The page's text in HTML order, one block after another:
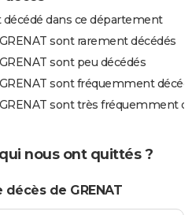
décédé dans ce département
sont rarement décédés
sont peu décédés
sont fréquemment
sont très fréquemment
nous ont quittés ?
de GRENAT